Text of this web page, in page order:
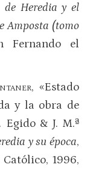
de Heredia y el
Amposta (tomo
Fernando el
, «Estado
y la obra de
Egido & J. M.ª
y su época,
1996,